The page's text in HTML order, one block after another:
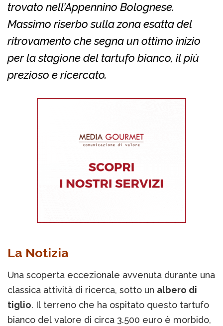
trovato nell’Appennino Bolognese.
Massimo riserbo sulla zona esatta del
ritrovamento che segna un ottimo inizio
per la stagione del tartufo bianco, il più
prezioso e ricercato.
La Notizia
Una scoperta eccezionale avvenuta durante una
classica attività di ricerca, sotto un albero di
tiglio. Il terreno che ha ospitato questo tartufo
bianco del valore di circa 3.500 euro è morbido,